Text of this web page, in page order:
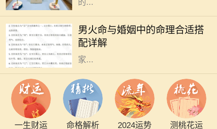
的...
男火命与婚姻中的命理合适搭
配详解
命理学在中国传统文化中占据着重要
的地位，尤其是在婚姻选择上。对于
男火命来说，选择合适的命理搭配非
常关键，这可以影响到感情的和谐与
家...
一生财运 命格解析 2024运势 测桃花运